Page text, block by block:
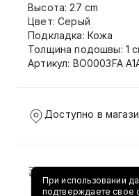
Высота: 27 cm
Цвет: Серый
Подкладка: Кожа
Толщина подошвы: 1
Артикул: BO0003FA
Доступно в
Доставка и
При использовании
подтверждаете свое